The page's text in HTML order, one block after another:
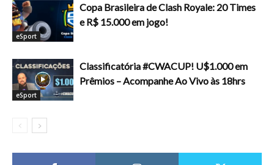
eSport
Copa Brasileira de Clash Royale: 20 Times
e R$ 15.000 em jogo!
eSport
Classificatória #CWACUP! U$1.000 em
Prêmios – Acompanhe Ao Vivo às 18hrs